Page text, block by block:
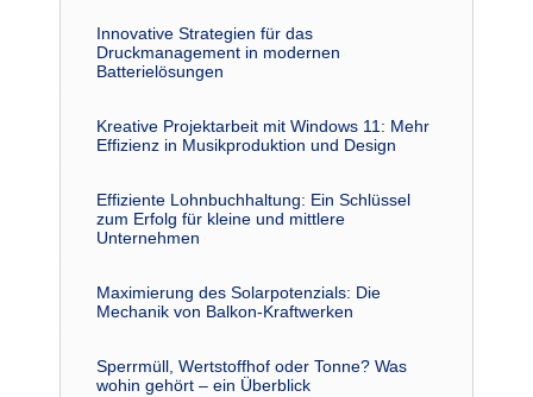
Innovative Strategien für das
Druckmanagement in modernen
Batterielösungen
Kreative Projektarbeit mit Windows 11: Mehr
Effizienz in Musikproduktion und Design
Effiziente Lohnbuchhaltung: Ein Schlüssel
zum Erfolg für kleine und mittlere
Unternehmen
Maximierung des Solarpotenzials: Die
Mechanik von Balkon-Kraftwerken
Sperrmüll, Wertstoffhof oder Tonne? Was
wohin gehört – ein Überblick